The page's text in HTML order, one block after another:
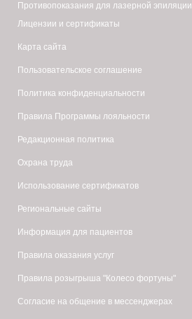
Противопоказания для лазерной эпиляции
Лицензии и сертификаты
Карта сайта
Пользовательское соглашение
Политика конфиденциальности
Правила Программы лояльности
Редакционная политика
Охрана труда
Использование сертификатов
Региональные сайты
Информация для пациентов
Правила оказания услуг
Правила розыгрыша "Колесо фортуны"
Согласие на общение в мессенджерах